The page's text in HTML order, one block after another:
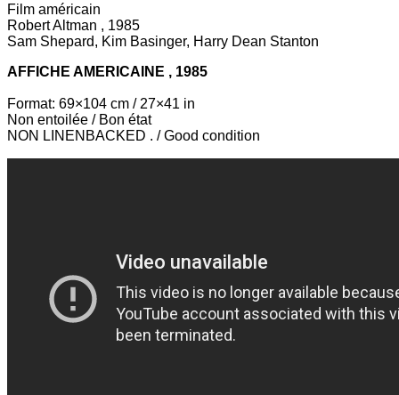
Film américain
Robert Altman , 1985
Sam Shepard, Kim Basinger, Harry Dean Stanton
A FFICHE AMERICAINE , 1985
Format: 69×104 cm / 27×41 in
Non entoilée / Bon état
NON LINENBACKED . / Good condition